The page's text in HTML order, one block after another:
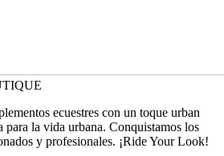
ecuestres con un toque urban
para la vida urbana. Conquistamos los
y profesionales. ¡Ride Your Look!